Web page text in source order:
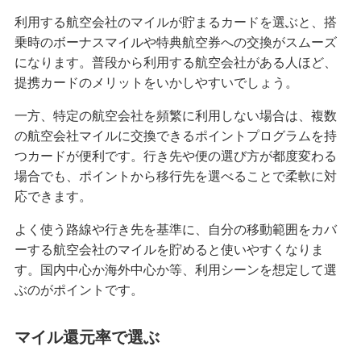
利用する航空会社のマイルが貯まるカードを選ぶと、搭
乗時のボーナスマイルや特典航空券への交換がスムーズ
になります。普段から利用する航空会社がある人ほど、
提携カードのメリットをいかしやすいでしょう。
一方、特定の航空会社を頻繁に利用しない場合は、複数
の航空会社マイルに交換できるポイントプログラムを持
つカードが便利です。行き先や便の選び方が都度変わる
場合でも、ポイントから移行先を選べることで柔軟に対
応できます。
よく使う路線や行き先を基準に、自分の移動範囲をカバ
ーする航空会社のマイルを貯めると使いやすくなりま
す。国内中心か海外中心か等、利用シーンを想定して選
ぶのがポイントです。
マイル還元率で選ぶ